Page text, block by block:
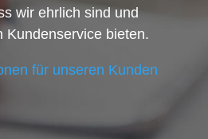
wir ehrlich sind und
Kundenservice bieten.
für unseren Kunden